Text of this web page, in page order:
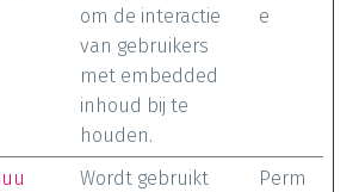
om de interactie
van gebruikers
met embedded
inhoud bij te
houden.
e
Wordt gebruikt
Perm